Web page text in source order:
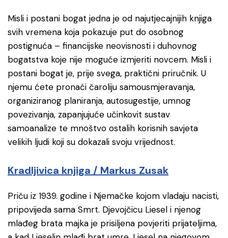
Misli i postani bogat jedna je od najutjecajnijih knjiga
svih vremena koja pokazuje put do osobnog
postignuća – financijske neovisnosti i duhovnog
bogatstva koje nije moguće izmjeriti novcem. Misli i
postani bogat je, prije svega, praktični priručnik. U
njemu ćete pronaći čaroliju samousmjeravanja,
organiziranog planiranja, autosugestije, umnog
povezivanja, zapanjujuće učinkovit sustav
samoanalize te mnoštvo ostalih korisnih savjeta
velikih ljudi koji su dokazali svoju vrijednost.
Kradljivica knjiga / Markus Zusak
Priču iz 1939. godine i Njemačke kojom vladaju nacisti,
pripovijeda sama Smrt. Djevojčicu Liesel i njenog
mlađeg brata majka je prisiljena povjeriti prijateljima,